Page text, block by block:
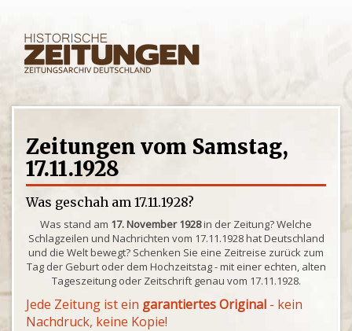
Zeitungen vom Samstag,
17.11.1928
Was geschah am 17.11.1928?
Was stand am 17. November 1928in der Zeitung? Welche
Schlagzeilen und Nachrichten vom 17.11.1928 hat Deutschland
und die Welt bewegt? Schenken Sie eine Zeitreise zurück zum
Tag der Geburt oder dem Hochzeitstag - mit einer echten, alten
Tageszeitung oder Zeitschrift genau vom 17.11.1928.
Jede Zeitung ist ein garantiertes Original - kein
Nachdruck, keine Kopie!